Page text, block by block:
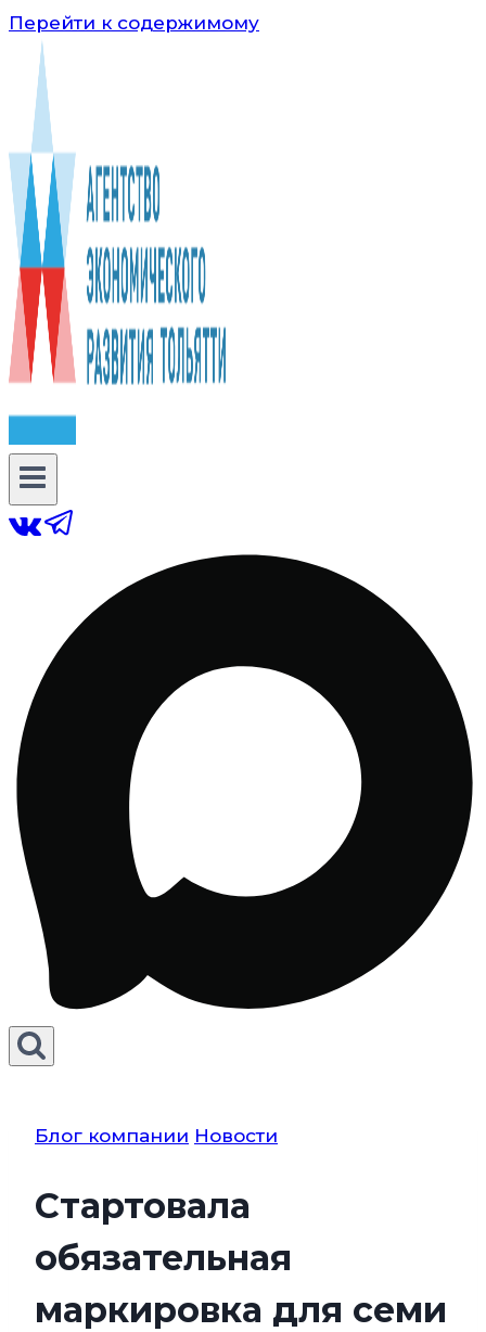
Перейти к содержимому
Блог компании Новости
Стартовала
обязательная
маркировка для семи